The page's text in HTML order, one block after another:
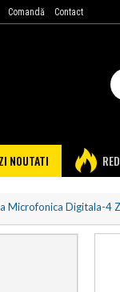
Comandă Contact
NOUTATI
Microfonica Digitala-4